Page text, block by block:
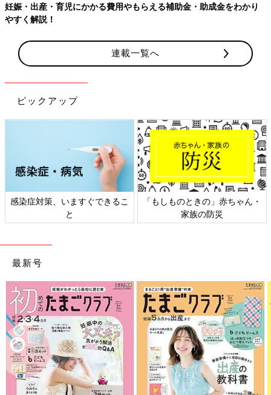
をわかり
連載一覧へ
ピックアップ
」赤ちゃん・
日本外来小児科学会リーフレッ
六星占術 細木か
最新号